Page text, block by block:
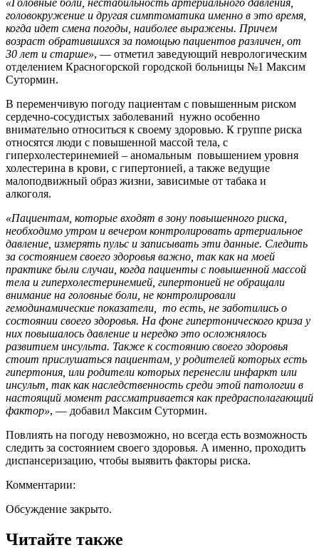
головокружение и другая симптоматика именно в это время,
когда идет смена погоды, наиболее выражены. Причем
возраст обратившихся за помощью пациентов различен, от
30 лет и старше», — отметил заведующий неврологическим
отделением Красногорской городской больницы №1 Максим
Сутормин.
В переменчивую погоду пациентам с повышенным риском
сердечно-сосудистых заболеваний нужно особенно
внимательно относиться к своему здоровью. К группе риска
относятся люди с повышенной массой тела, с
гиперхолестеринемией – аномальным повышением уровня
холестерина в крови, с гипертонией, а также ведущие
малоподвижный образ жизни, зависимые от табака и
алкоголя.
«Пациентам, которые входят в зону повышенного риска,
необходимо утром и вечером контролировать артериальное
давление, измерять пульс и записывать эти данные. Следить
за состоянием своего здоровья важно, так как на моей
практике были случаи, когда пациенты с повышенной массой
тела и гиперхолестеринемией, гипертонией не обращали
внимание на головные боли, не контролировали
гемодинамические показатели, то есть, не заботились о
состоянии своего здоровья. На фоне гипертонического криза у
них повышалось давление и нередко это осложнялось
развитием инсульта. Также к состоянию своего здоровья
стоит прислушаться пациентам, у родителей которых есть
гипертония, или родители которых перенесли инфаркт или
инсульт, так как наследственность среди этой патологии в
настоящий момент рассматривается как предрасполагающий
фактор», — добавил Максим Сутормин.
Повлиять на погоду невозможно, но всегда есть возможность
следить за состоянием своего здоровья. А именно, проходить
диспансеризацию, чтобы выявить факторы риска.
Комментарии:
Обсуждение закрыто.
Читайте также